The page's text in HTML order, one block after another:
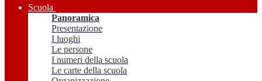
Scuola
Panoramica
Presentazione
I luoghi
Le persone
I numeri della scuola
Le carte della scuola